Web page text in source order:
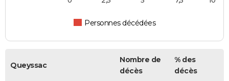
Personnes décédées
Queyssac
Nombre de
décès
% des
décès